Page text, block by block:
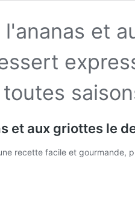
et aux griottes le
recette facile et gourmande,